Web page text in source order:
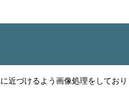
近づけるよう画像処理をしてお